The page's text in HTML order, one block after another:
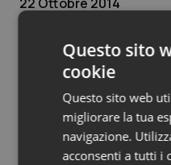
Sangue &
Tiroide
Tumore al seno
Potrebbe
Questo sito
cookie
Questo sito web
migliorare la tua
navigazione.
acconsenti a tutti i